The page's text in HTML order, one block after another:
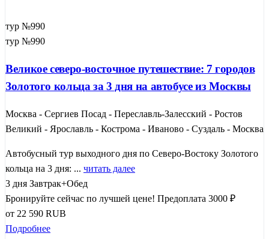
тур №990
тур №990
Великое северо-восточное путешествие: 7 городов
Золотого кольца за 3 дня на автобусе из Москвы
Москва - Сергиев Посад - Переславль-Залесский - Ростов
Великий - Ярославль - Кострома - Иваново - Суздаль - Москва
Автобусный тур выходного дня по Северо-Востоку Золотого
кольца на 3 дня: ... читать далее
3 дня Завтрак+Обед
Бронируйте сейчас по лучшей цене! Предоплата 3000 ₽
от 22 590 RUB
Подробнее